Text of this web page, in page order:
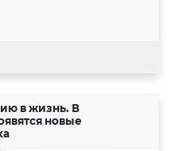
в жизнь. В
новые